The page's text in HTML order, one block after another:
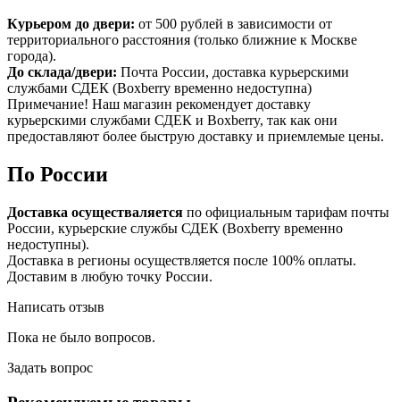
Курьером до двери: от 500 рублей в зависимости от
территориального расстояния (только ближние к Москве
города).
До склада/двери: Почта России, доставка курьерскими
службами СДЕК (Boxberry временно недоступна)
Примечание! Наш магазин рекомендует доставку
курьерскими службами СДЕК и Boxberry, так как они
предоставляют более быструю доставку и приемлемые цены.
По России
Доставка осуществаляется по официальным тарифам почты
России, курьерские службы СДЕК (Boxberry временно
недоступны).
Доставка в регионы осуществляется после 100% оплаты.
Доставим в любую точку России.
Написать отзыв
Пока не было вопросов.
Задать вопрос